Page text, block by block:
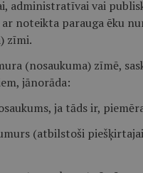
administratīvai vai
noteikta parauga ēku
zīmi.
(nosaukuma) zīmē,
jānorāda:
ja tāds ir,
(atbilstoši